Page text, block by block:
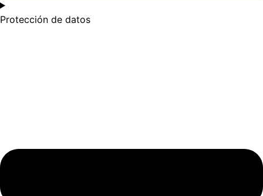
Protección de datos